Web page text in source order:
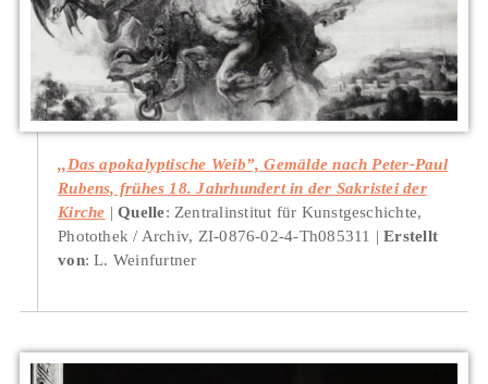
,,Das apokalyptische Weib”, Gemälde nach Peter-Paul
Rubens, frühes 18. Jahrhundert in der Sakristei der
Kirche
Quelle: Zentralinstitut für Kunstgeschichte,
Photothek / Archiv, ZI-0876-02-4-Th085311
Erstellt
von: L. Weinfurtner